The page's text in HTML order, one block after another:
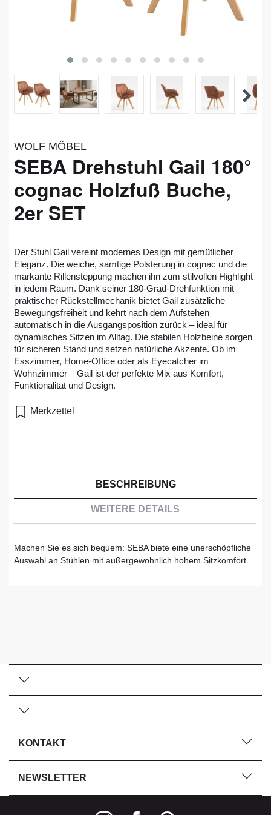
WOLF MÖBEL
SEBA Drehstuhl Gail 180°
cognac Holzfuß Buche,
2er SET
Der Stuhl Gail vereint modernes Design mit gemütlicher
Eleganz. Die weiche, samtige Polsterung in cognac und die
markante Rillensteppung machen ihn zum stilvollen Highlight
in jedem Raum. Dank seiner 180-Grad-Drehfunktion mit
praktischer Rückstellmechanik bietet Gail zusätzliche
Bewegungsfreiheit und kehrt nach dem Aufstehen
automatisch in die Ausgangsposition zurück – ideal für
dynamisches Sitzen im Alltag. Die stabilen Holzbeine sorgen
für sicheren Stand und setzen natürliche Akzente. Ob im
Esszimmer, Home-Office oder als Eyecatcher im
Wohnzimmer – Gail ist der perfekte Mix aus Komfort,
Funktionalität und Design.
Merkzettel
BESCHREIBUNG
WEITERE DETAILS
Machen Sie es sich bequem: SEBA biete eine unerschöpfliche
Auswahl an Stühlen mit außergewöhnlich hohem Sitzkomfort.
KONTAKT
NEWSLETTER